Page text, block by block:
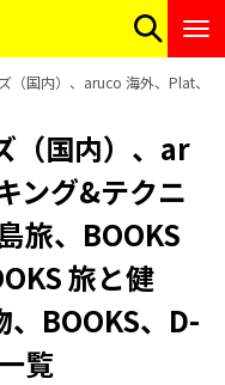
（国内）、aruco 海外、Plat、
（国内）、ar
ング&テクニ
旅、BOOKS
旅と健
、BOOKS、D-
覧